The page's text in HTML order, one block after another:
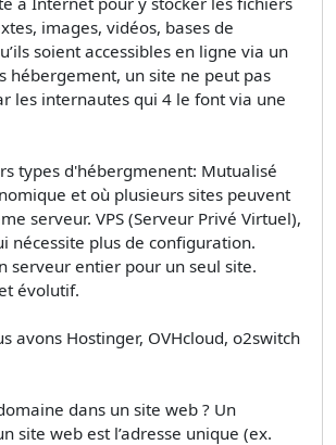
images, vidéos, bases de
soient accessibles en ligne via un
hébergement, un site ne peut pas
les internautes qui 4 le font via une
types d'hébergmenent: Mutualisé
et où plusieurs sites peuvent
serveur. VPS (Serveur Privé Virtuel),
nécessite plus de configuration.
serveur entier pour un seul site.
évolutif.
avons Hostinger, OVHcloud, o2switch
dans un site web ? Un
site web est l’adresse unique (ex.